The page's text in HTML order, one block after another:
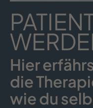
Hier
die
wie du